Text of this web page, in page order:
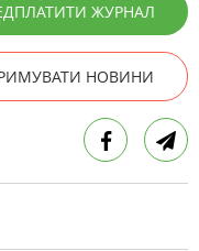
ЖУРНАЛ
НОВИНИ